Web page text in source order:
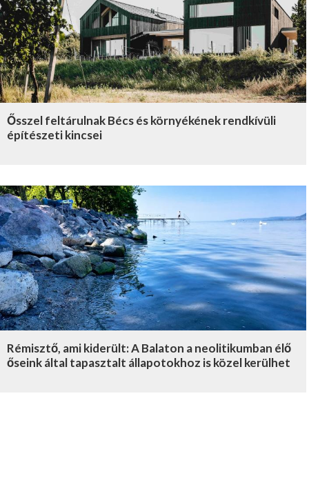
Ősszel feltárulnak Bécs és környékének rendkívüli
építészeti kincsei
Rémisztő, ami kiderült: A Balaton a neolitikumban élő
őseink által tapasztalt állapotokhoz is közel kerülhet